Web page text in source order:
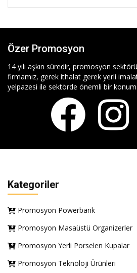
Özer Promosyon
14 yılı aşkın süredir, promosyon
firmamız, gerek ithalat gerek yerli
yelpazesi ile sektörde önemli bir
Kategoriler
Promosyon Powerbank
Promosyon Masaüstü Organizerler
Promosyon Yerli Porselen Kupalar
Promosyon Teknoloji Ürünleri